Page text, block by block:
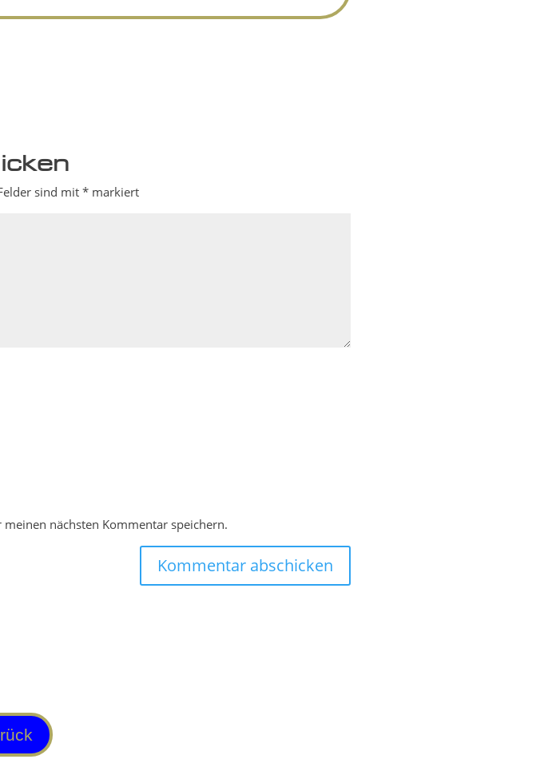
sind mit *markiert
nächsten Kommentar speichern.
Kommentar abschicken